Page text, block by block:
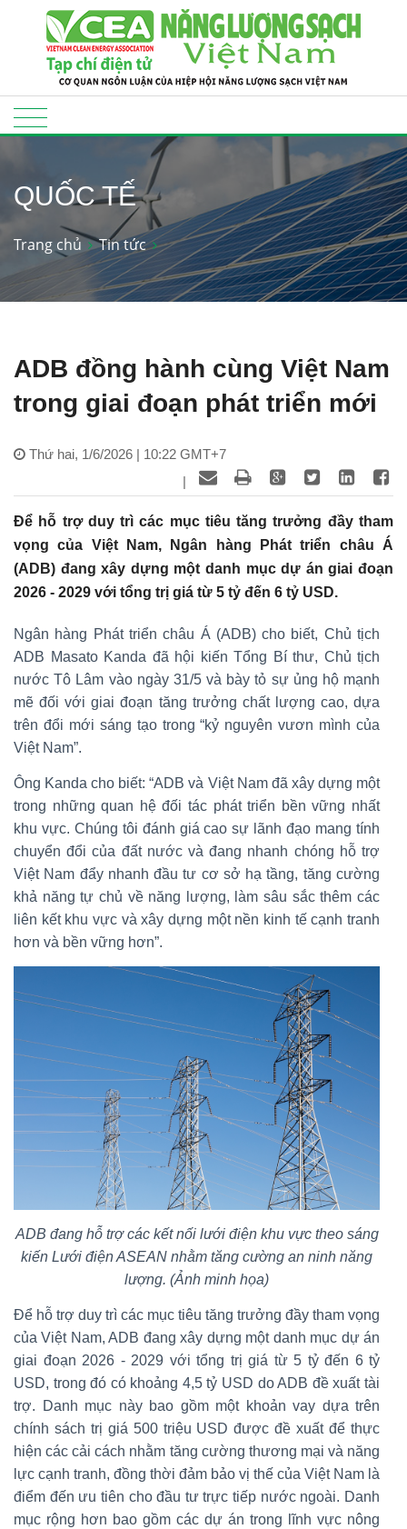
QUỐC TẾ
Trang chủ Tin tức
ADB đồng hành cùng Việt Nam
trong giai đoạn phát triển mới
Thứ hai, 1/6/2026 | 10:22 GMT+7
|
Để hỗ trợ duy trì các mục tiêu tăng trưởng đầy tham
vọng của Việt Nam, Ngân hàng Phát triển châu Á
(ADB) đang xây dựng một danh mục dự án giai đoạn
2026 - 2029 với tổng trị giá từ 5 tỷ đến 6 tỷ USD.
Ngân hàng Phát triển châu Á (ADB) cho biết, Chủ tịch
ADB Masato Kanda đã hội kiến Tổng Bí thư, Chủ tịch
nước Tô Lâm vào ngày 31/5 và bày tỏ sự ủng hộ mạnh
mẽ đối với giai đoạn tăng trưởng chất lượng cao, dựa
trên đổi mới sáng tạo trong “kỷ nguyên vươn mình của
Việt Nam”.
Ông Kanda cho biết: “ADB và Việt Nam đã xây dựng một
trong những quan hệ đối tác phát triển bền vững nhất
khu vực. Chúng tôi đánh giá cao sự lãnh đạo mang tính
chuyển đổi của đất nước và đang nhanh chóng hỗ trợ
Việt Nam đẩy nhanh đầu tư cơ sở hạ tầng, tăng cường
khả năng tự chủ về năng lượng, làm sâu sắc thêm các
liên kết khu vực và xây dựng một nền kinh tế cạnh tranh
hơn và bền vững hơn”.
ADB đang hỗ trợ các kết nối lưới điện khu vực theo sáng
kiến Lưới điện ASEAN nhằm tăng cường an ninh năng
lượng. (Ảnh minh họa)
Để hỗ trợ duy trì các mục tiêu tăng trưởng đầy tham vọng
của Việt Nam, ADB đang xây dựng một danh mục dự án
giai đoạn 2026 - 2029 với tổng trị giá từ 5 tỷ đến 6 tỷ
USD, trong đó có khoảng 4,5 tỷ USD do ADB đề xuất tài
trợ. Danh mục này bao gồm một khoản vay dựa trên
chính sách trị giá 500 triệu USD được đề xuất để thực
hiện các cải cách nhằm tăng cường thương mại và năng
lực cạnh tranh, đồng thời đảm bảo vị thế của Việt Nam là
điểm đến ưu tiên cho đầu tư trực tiếp nước ngoài. Danh
mục rộng hơn bao gồm các dự án trong lĩnh vực nông